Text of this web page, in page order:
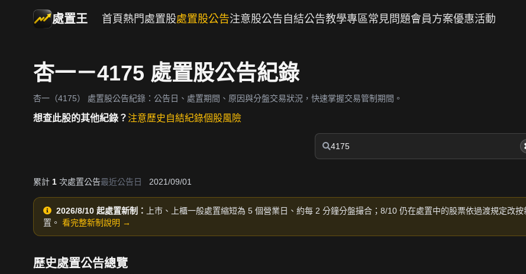
處置王 首頁 熱門處置股處置股公告注意股公告 自結公告教學專區常見問題會員方案優惠活動
杏一－4175 處置股公告紀錄
杏一（4175） 處置股公告紀錄：公告日、處置期間、原因與分盤交易狀況，快速掌握交易管制期間。
想查此股的其他紀錄？注意歷史自結紀錄個股風險
累計 1 次處置公告最近公告日 2021/09/01
2026/8/10 起處置新制：
上市、上櫃一般處置縮短為 5 個營業日、約每 2 分鐘分盤撮合；8/10 仍在處置中的股票依過渡規定改
置。 看完整新制說明 →
歷史處置公告總覽